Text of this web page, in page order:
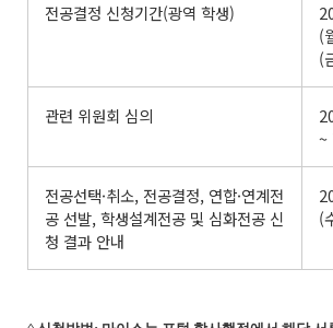
전공결정 신청기간(광역 학생)
(
(
관련 위원회 심의
~
전공선택·취소, 전공결정, 연합·연계전
공 선발, 학생설계전공 및 심화전공 신
청 결과 안내
(